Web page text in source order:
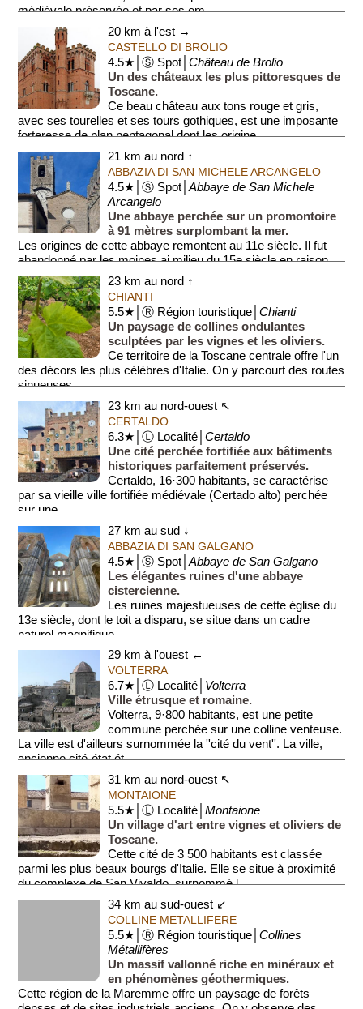
médiévale préservée et par ses em...
20 km à l'est →
CASTELLO DI BROLIO
4.5★│Ⓢ Spot│Château de Brolio
Un des châteaux les plus pittoresques de
Toscane.
Ce beau château aux tons rouge et gris,
avec ses tourelles et ses tours gothiques, est une imposante
forteresse de plan pentagonal dont les origine...
21 km au nord ↑
ABBAZIA DI SAN MICHELE ARCANGELO
4.5★│Ⓢ Spot│Abbaye de San Michele
Arcangelo
Une abbaye perchée sur un promontoire
à 91 mètres surplombant la mer.
Les origines de cette abbaye remontent au 11e siècle. Il fut
abandonné par les moines ai milieu du 15e siècle en raison
des r...
23 km au nord ↑
CHIANTI
5.5★│Ⓡ Région touristique│Chianti
Un paysage de collines ondulantes
sculptées par les vignes et les oliviers.
Ce territoire de la Toscane centrale offre l'un
des décors les plus célèbres d'Italie. On y parcourt des routes
sinueuses...
23 km au nord-ouest ↖
CERTALDO
6.3★│Ⓛ Localité│Certaldo
Une cité perchée fortifiée aux bâtiments
historiques parfaitement préservés.
Certaldo, 16·300 habitants, se caractérise
par sa vieille ville fortifiée médiévale (Certado alto) perchée
sur une ...
27 km au sud ↓
ABBAZIA DI SAN GALGANO
4.5★│Ⓢ Spot│Abbaye de San Galgano
Les élégantes ruines d'une abbaye
cistercienne.
Les ruines majestueuses de cette église du
13e siècle, dont le toit a disparu, se situe dans un cadre
naturel magnifique.
29 km à l'ouest ←
VOLTERRA
6.7★│Ⓛ Localité│ Volterra
Ville étrusque et romaine.
Volterra, 9·800 habitants, est une petite
commune perchée sur une colline venteuse.
La ville est d'ailleurs surnommée la ''cité du vent''. La ville,
ancienne cité-état ét...
31 km au nord-ouest ↖
MONTAIONE
5.5★│Ⓛ Localité│Montaione
Un village d'art entre vignes et oliviers de
Toscane.
Cette cité de 3 500 habitants est classée
parmi les plus beaux bourgs d'Italie. Elle se situe à proximité
du complexe de San Vivaldo, surnommé l...
34 km au sud-ouest ↙
COLLINE METALLIFERE
5.5★│Ⓡ Région touristique│Collines
Métallifères
Un massif vallonné riche en minéraux et
en phénomènes géothermiques.
Cette région de la Maremme offre un paysage de forêts